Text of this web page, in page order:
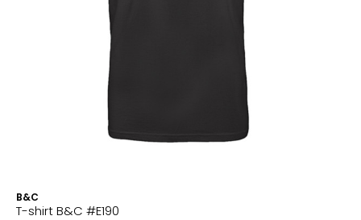
B&C
T-shirt B&C #E190